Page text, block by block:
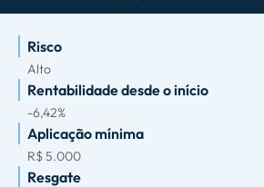
Risco
Alto
Rentabilidade desde o início
-6,42%
Aplicação mínima
R$ 5.000
Resgate